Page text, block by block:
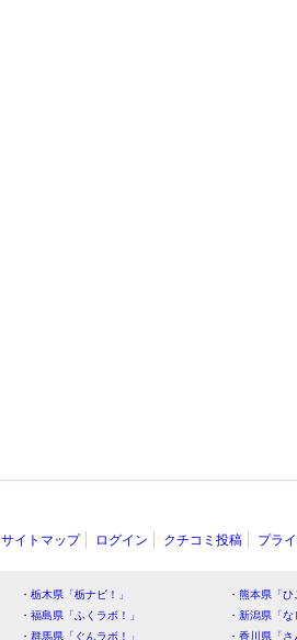
サイトマップ ログイン クチコミ投稿 プラ
・栃木県「栃ナビ！」
・熊本県「
・福島県「ふくラボ！」
・新潟県「
・群馬県「ぐんラボ！」
・香川県「